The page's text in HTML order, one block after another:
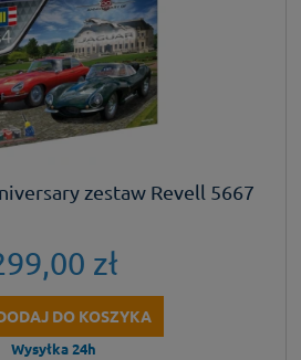
zestaw Revell 5667
zł
DO KOSZYKA
Wysyłka 24h